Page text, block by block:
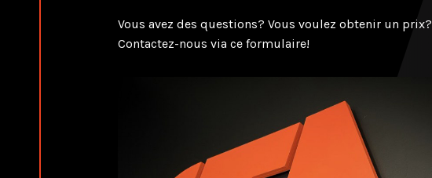
Vous avez des questions? Vous voulez obtenir un prix?
Contactez-nous via ce formulaire!